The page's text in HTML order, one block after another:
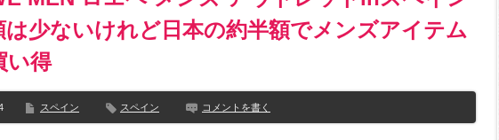
は少ないけれど日本の約半額でメンズアイテム
い得
スペイン スペイン コメントを書く